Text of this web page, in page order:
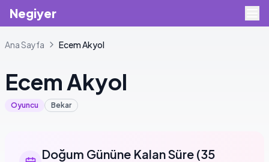
Negiyer
Ana Sayfa EcemAkyol
EcemAkyol
Oyuncu Bekar
Doğum Gününe Kalan Süre (35